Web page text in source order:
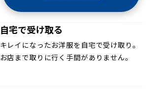
自宅で受け取る
キレイになったお洋服を自宅で受け取り。
お店まで取りに行く手間がありません。